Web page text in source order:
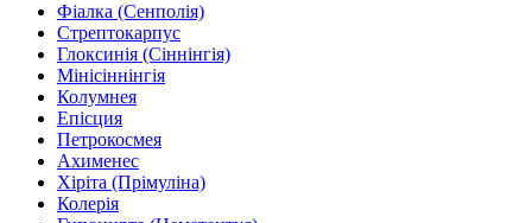
Фіалка (Сенполія)
Стрептокарпус
Глоксинія (Сіннінгія)
Мінісіннінгія
Колумнея
Епісция
Петрокосмея
Ахименес
Хіріта (Прімуліна)
Колерія